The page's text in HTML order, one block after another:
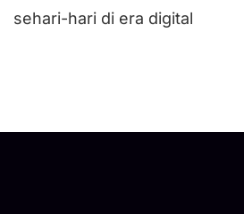
sehari-hari di era digital